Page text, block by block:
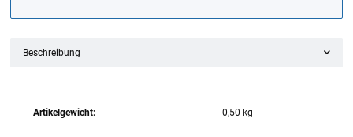
Beschreibung
Artikelgewicht: 0,50 kg